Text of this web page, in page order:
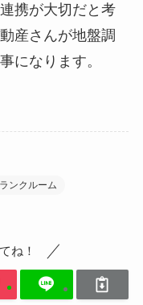
携が大切だと考
産さんが地盤調
になります。
ンクルーム
ね！